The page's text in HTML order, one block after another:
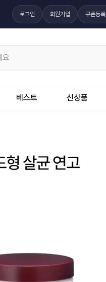
로그인 회원가입 쿠폰등록
베스트 신상품